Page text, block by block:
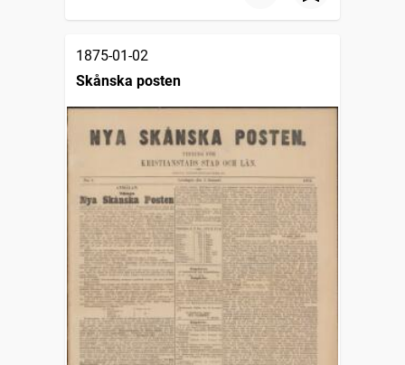
1875-01-02
Skånska posten